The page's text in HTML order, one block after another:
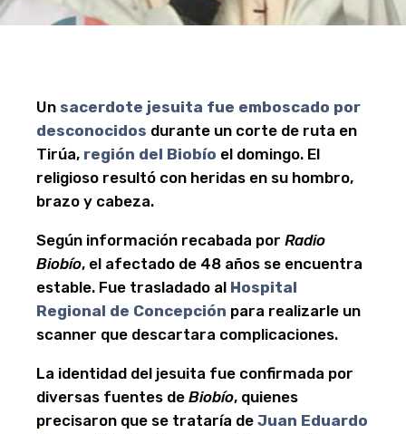
Un sacerdote jesuita fue emboscado por
desconocidos durante un corte de ruta en
Tirúa, región del Biobío el domingo. El
religioso resultó con heridas en su hombro,
brazo y cabeza.
Según información recabada por Radio
Biobío, el afectado de 48 años se encuentra
estable. Fue trasladado al Hospital
Regional de Concepción para realizarle un
scanner que descartara complicaciones.
La identidad del jesuita fue confirmada por
diversas fuentes de Biobío, quienes
precisaron que se trataría de Juan Eduardo